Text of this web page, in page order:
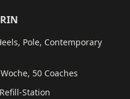
Pole, Contemporary
50 Coaches
Station